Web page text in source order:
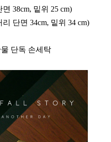
38cm, 밑위 25 cm)
단면 34cm, 밑위 34 cm)
단독 손세탁